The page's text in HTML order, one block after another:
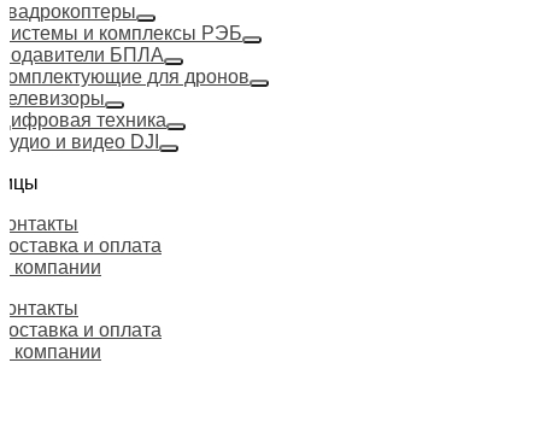
и комплексы РЭБ
БПЛА
для дронов
техника
и видео DJI
и оплата
компании
и оплата
компании